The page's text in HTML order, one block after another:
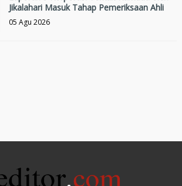
Jikalahari Masuk Tahap Pemeriksaan Ahli
05 Agu 2026